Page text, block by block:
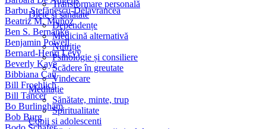
Transformare personală
Diete și sănătate
Dependențe
Medicină alternativă
Nutriție
Psihologie și consiliere
Scădere în greutate
Vindecare
Meditație
Sănătate, minte, trup
Spiritualitate
Copii si adolescenti
Barbu Ştefănescu-Delavrancea
Beatriz M. Muñoz
Ben S. Bernanke
Benjamin Powell
Bernard-Henri Lévy
Beverly Kaye
Bibbiana Cau
Bill Froehlich
Bill Tancer
Bo Burlingham
Bob Burg